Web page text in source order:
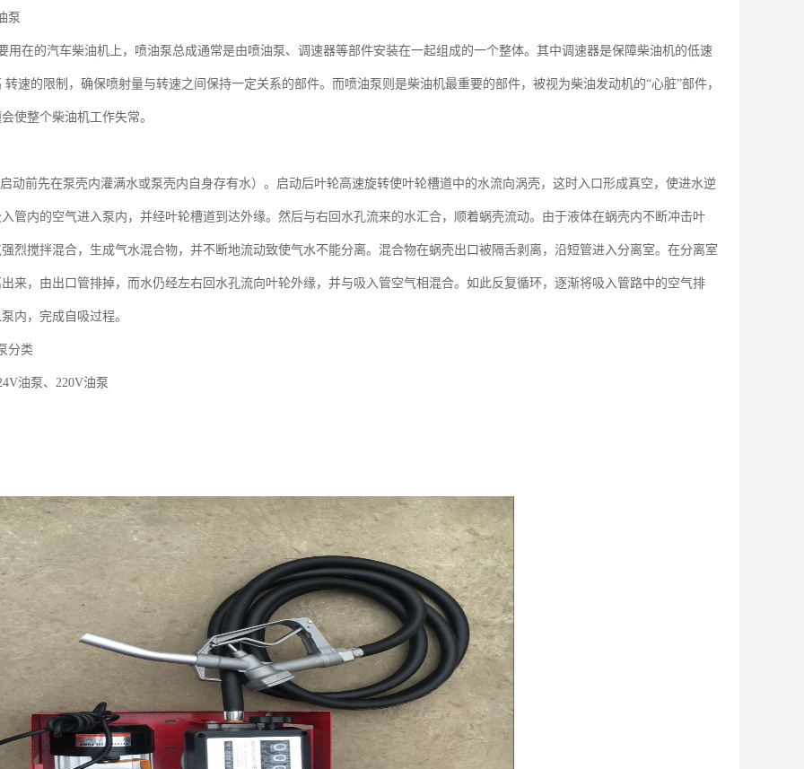
泵
用在的汽车柴油机上，喷油泵总成通常是由喷油泵、调速器等部件安装在一起组成的一个整体。其中调速器是保障柴油机的低速
转速的限制，确保喷射量与转速之间保持一定关系的部件。而喷油泵则是柴油机最重要的部件，被视为柴油发动机的“心脏”部件，
使整个柴油机工作失常。
启动前先在泵壳内灌满水或泵壳内自身存有水）。启动后叶轮高速旋转使叶轮槽道中的水流向涡壳，这时入口形成真空，使进水逆
管内的空气进入泵内，并经叶轮槽道到达外缘。然后与右回水孔流来的水汇合，顺着蜗壳流动。由于液体在蜗壳内不断冲击叶
烈搅拌混合，生成气水混合物，并不断地流动致使气水不能分离。混合物在蜗壳出口被隔舌剥离，沿短管进入分离室。在分离室
来，由出口管排掉，而水仍经左右回水孔流向叶轮外缘，并与吸入管空气相混合。如此反复循环，逐渐将吸入管路中的空气排
内，完成自吸过程。
分类
油泵、 220V油泵